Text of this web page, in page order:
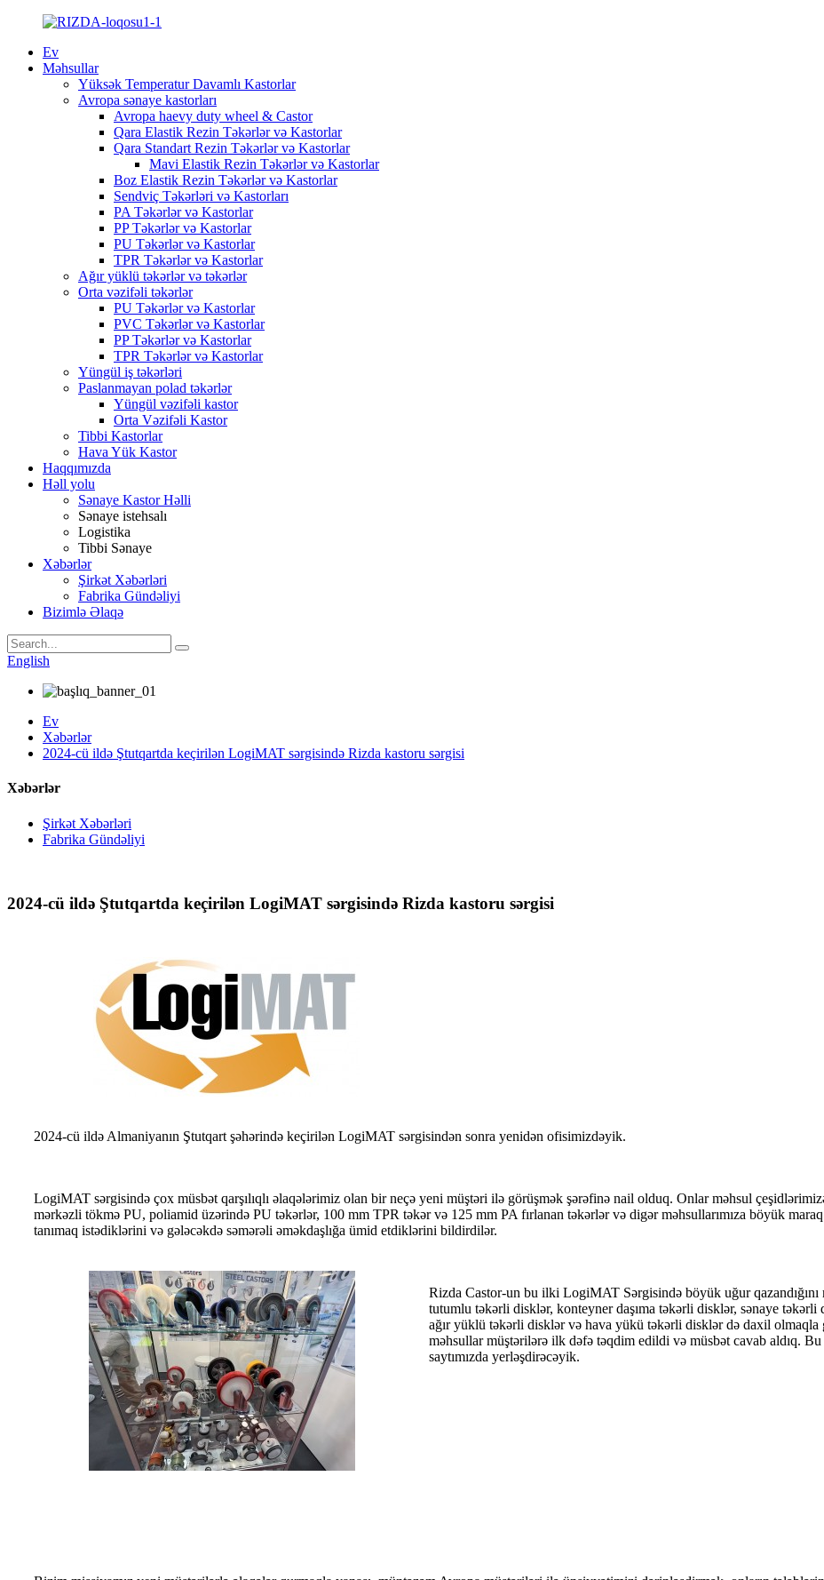
Ev
Məhsullar
Yüksək Temperatur Davamlı Kastorlar
Avropa sənaye kastorları
Avropa haevy duty wheel & Castor
Qara Elastik Rezin Təkərlər və Kastorlar
Qara Standart Rezin Təkərlər və Kastorlar
Mavi Elastik Rezin Təkərlər və Kastorlar
Boz Elastik Rezin Təkərlər və Kastorlar
Sendviç Təkərləri və Kastorları
PA Təkərlər və Kastorlar
PP Təkərlər və Kastorlar
PU Təkərlər və Kastorlar
TPR Təkərlər və Kastorlar
Ağır yüklü təkərlər və təkərlər
Orta vəzifəli təkərlər
PU Təkərlər və Kastorlar
PVC Təkərlər və Kastorlar
PP Təkərlər və Kastorlar
TPR Təkərlər və Kastorlar
Yüngül iş təkərləri
Paslanmayan polad təkərlər
Yüngül vəzifəli kastor
Orta Vəzifəli Kastor
Tibbi Kastorlar
Hava Yük Kastor
Haqqımızda
Həll yolu
Sənaye Kastor Həlli
Sənaye istehsalı
Logistika
Tibbi Sənaye
Xəbərlər
Şirkət Xəbərləri
Fabrika Gündəliyi
Bizimlə Əlaqə
English
Ev
Xəbərlər
2024-cü ildə Ştutqartda keçirilən LogiMAT sərgisində Rizda kastoru sərgisi
Xəbərlər
Şirkət Xəbərləri
Fabrika Gündəliyi
2024-cü ildə Ştutqartda keçirilən LogiMAT sərgisində Rizda kastoru sərgisi
2024-cü ildə Almaniyanın Ştutqart şəhərində keçirilən LogiMAT sərgisindən sonra yenidən ofisimizdəyik.
LogiMAT sərgisində çox müsbət qarşılıqlı əlaqələrimiz olan bir neçə yeni müştəri ilə görüşmək şərəfinə nail olduq. Onlar məhsul
mərkəzli tökmə PU, poliamid üzərində PU təkərlər, 100 mm TPR təkər və 125 mm PA fırlanan təkərlər və digər məhsullarımıza böyük
tanımaq istədiklərini və gələcəkdə səmərəli əməkdaşlığa ümid etdiklərini bildirdilər.
Rizda Castor-un bu ilki LogiMAT Sərgisində böyük uğur
tutumlu təkərli disklər, konteyner daşıma təkərli disklər, sənaye
ağır yüklü təkərli disklər və hava yükü təkərli disklər də daxil
məhsullar müştərilərə ilk dəfə təqdim edildi və müsbət cavab aldıq. Bu
saytımızda yerləşdirəcəyik.